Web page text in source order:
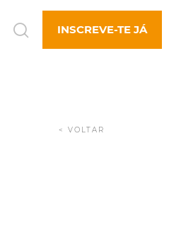
INSCREVE-TE JÁ
< VOLTAR